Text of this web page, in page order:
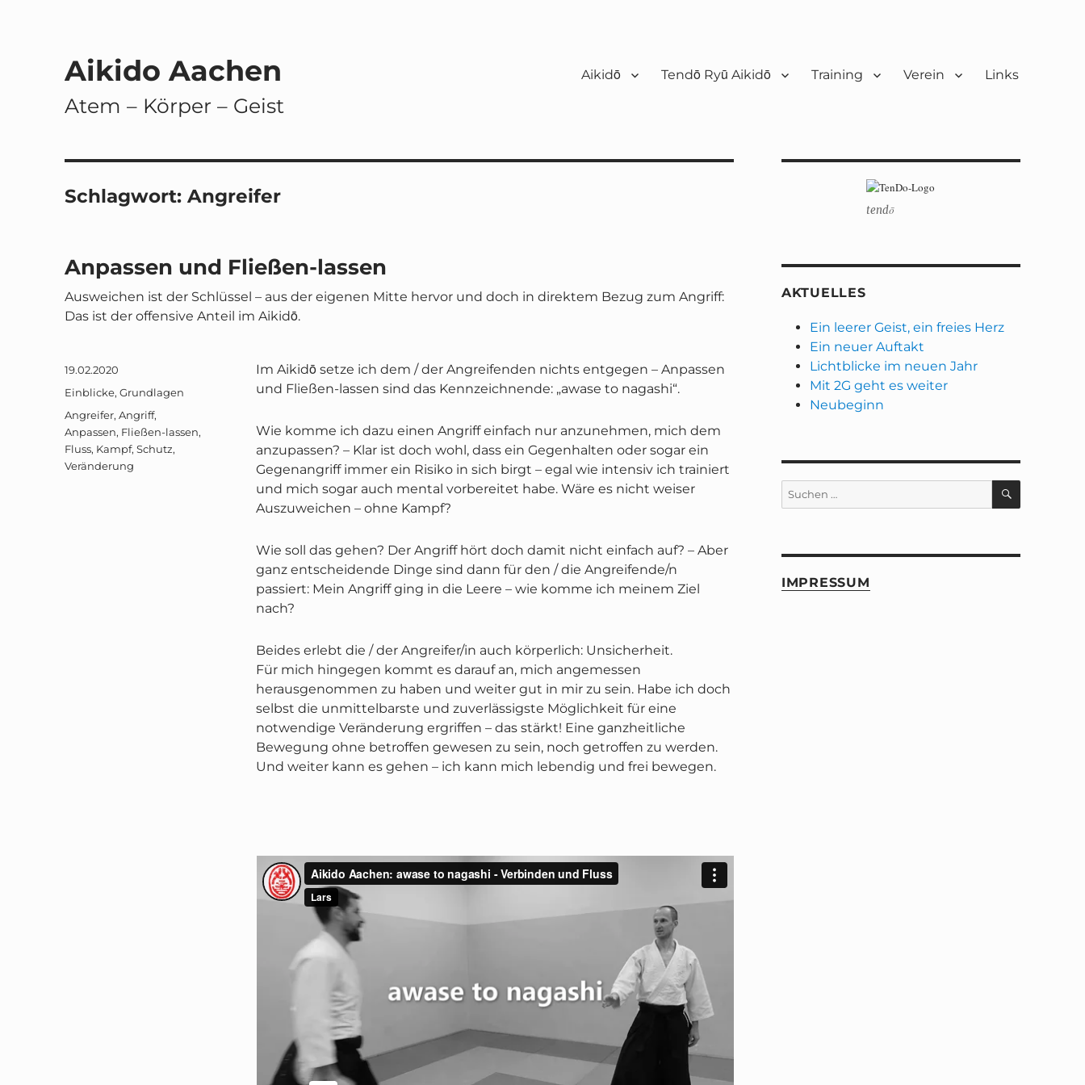
Aikido Aachen
Atem – Körper – Geist
Aikidō Tendō Ryū Aikidō Training Verein Links
Schlagwort:Angreifer
Anpassen und Fließen-lassen
Ausweichen ist der Schlüssel – aus der eigenen Mitte hervor und doch in direktem Bezug zum Angriff:
Das ist der offensive Anteil im Aikidō.
Im Aikidō setze ich dem / der Angreifenden nichts entgegen – Anpassen
und Fließen-lassen sind das Kennzeichnende: „awase to nagashi“.
Wie komme ich dazu einen Angriff einfach nur anzunehmen, mich dem
anzupassen? – Klar ist doch wohl, dass ein Gegenhalten oder sogar ein
Gegenangriff immer ein Risiko in sich birgt – egal wie intensiv ich trainiert
und mich sogar auch mental vorbereitet habe. Wäre es nicht weiser
Auszuweichen – ohne Kampf?
Wie soll das gehen? Der Angriff hört doch damit nicht einfach auf? – Aber
ganz entscheidende Dinge sind dann für den / die Angreifende/n
passiert: Mein Angriff ging in die Leere – wie komme ich meinem Ziel
nach?
Beides erlebt die / der Angreifer/in auch körperlich: Unsicherheit.
Für mich hingegen kommt es darauf an, mich angemessen
herausgenommen zu haben und weiter gut in mir zu sein. Habe ich doch
selbst die unmittelbarste und zuverlässigste Möglichkeit für eine
notwendige Veränderung ergriffen – das stärkt! Eine ganzheitliche
Bewegung ohne betroffen gewesen zu sein, noch getroffen zu werden.
Und weiter kann es gehen – ich kann mich lebendig und frei bewegen.
Veröffentlicht
am
19.02.2020
Kategorien
Einblicke,Grundlagen
Schlagwörter
Angreifer,Angriff,
Anpassen, Fließen-lassen,
Fluss, Kampf,Schutz,
Veränderung
tendō
AKTUELLES
Ein leerer Geist, ein freies Herz
Ein neuer Auftakt
Lichtblicke im neuen Jahr
Mit 2G geht es weiter
Neubeginn
Suchen
nach:
SUCHEN
IMPRESSUM